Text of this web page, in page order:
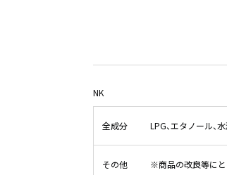
NK
全成分 LPG、エタノール、
その他 ※商品の改良等にと